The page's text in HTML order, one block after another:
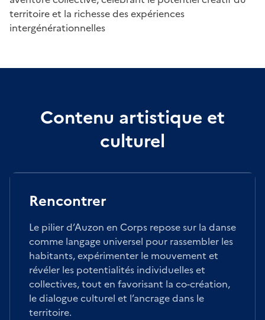
territoire et la richesse des expériences
intergénérationnelles
Contenu artistique et
culturel
Rencontrer
Le pilier d’Auzon en Corps repose sur la danse
comme langage universel pour rassembler les
habitants, expérimenter le mouvement et
révéler les potentialités individuelles et
collectives, tout en favorisant la co-création,
le dialogue culturel et l’ancrage dans le
territoire.